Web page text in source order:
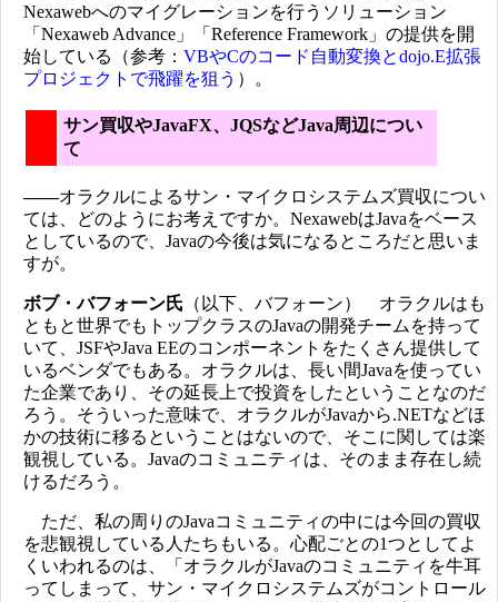
Nexawebへのマイグレーションを行うソリューション
「Nexaweb Advance」「Reference Framework」の提供を開
始している（参考： VBやCのコード自動変換とdojo.E拡張
プロジェクトで飛躍を狙う ）。
サン買収やJavaFX、JQSなどJava周辺につい
て
――オラクルによるサン・マイクロシステムズ買収につい
ては、どのようにお考えですか。NexawebはJavaをベース
としているので、Javaの今後は気になるところだと思いま
すが。
ボブ・バフォーン氏 （以下、バフォーン） オラクルはも
ともと世界でもトップクラスのJavaの開発チームを持って
いて、JSFやJava EEのコンポーネントをたくさん提供して
いるベンダでもある。オラクルは、長い間Javaを使ってい
た企業であり、その延長上で投資をしたということなのだ
ろう。そういった意味で、オラクルがJavaから.NETなどほ
かの技術に移るということはないので、そこに関しては楽
観視している。Javaのコミュニティは、そのまま存在し続
けるだろう。
ただ、私の周りのJavaコミュニティの中には今回の買収
を悲観視している人たちもいる。心配ごとの1つとしてよ
くいわれるのは、「オラクルがJavaのコミュニティを牛耳
ってしまって、サン・マイクロシステムズがコントロール